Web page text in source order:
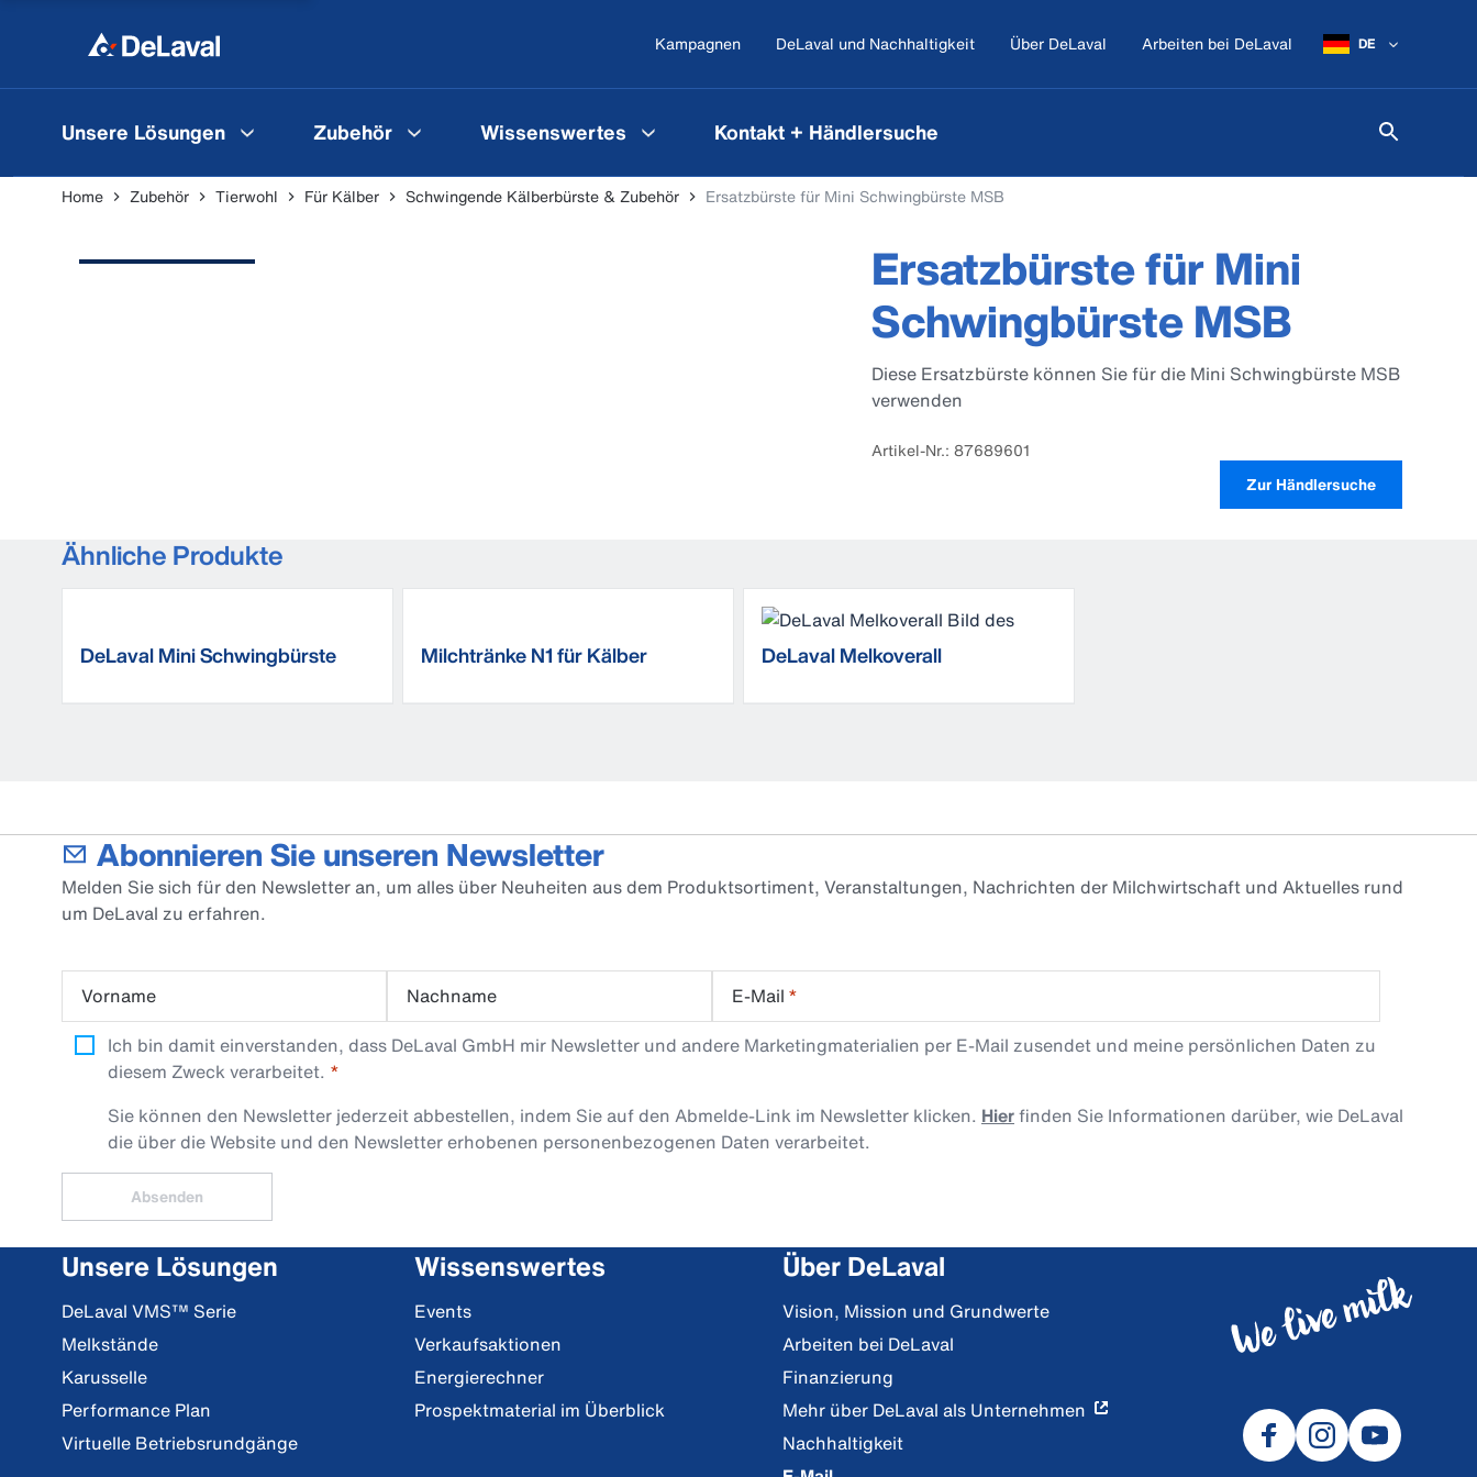
Kampagnen DeLaval und Nachhaltigkeit Über DeLaval Arbeiten bei DeLaval DE
Unsere Lösungen Zubehör Wissenswertes Kontakt + Händlersuche
Home Zubehör Tierwohl Für Kälber Schwingende Kälberbürste & Zubehör Ersatzbürste für Mini Schwingbürste MSB
Ersatzbürste für Mini
Schwingbürste MSB
Diese Ersatzbürste können Sie für die Mini Schwingbürste MSB
verwenden
Artikel-Nr.: 87689601
Zur Händlersuche
Ähnliche Produkte
DeLaval Mini Schwingbürste
Milchtränke N1 für Kälber DeLaval Melkoverall
Abonnieren Sie unseren Newsletter
Melden Sie sich für den Newsletter an, um alles über Neuheiten aus dem Produktsortiment, Veranstaltungen, Nachrichten der Milchwirtschaft und Aktuelles rund
um DeLaval zu erfahren.
Vorname Nachname E-Mail *
Ich bin damit einverstanden, dass DeLaval GmbH mir Newsletter und andere Marketingmaterialien per E-Mail zusendet und meine persönlichen Daten zu
diesem Zweck verarbeitet.
Sie können den Newsletter jederzeit abbestellen, indem Sie auf den Abmelde-Link im Newsletter klicken. Hierfinden Sie Informationen darüber, wie DeLaval
die über die Website und den Newsletter erhobenen personenbezogenen Daten verarbeitet.
Absenden
Unsere Lösungen
DeLaval VMS™ Serie
Melkstände
Karusselle
Performance Plan
Virtuelle Betriebsrundgänge
Wissenswertes
Events
Verkaufsaktionen
Energierechner
Prospektmaterial im Überblick
Über DeLaval
Vision, Mission und Grundwerte
Arbeiten bei DeLaval
Finanzierung
Mehr über DeLaval als Unternehmen
Nachhaltigkeit